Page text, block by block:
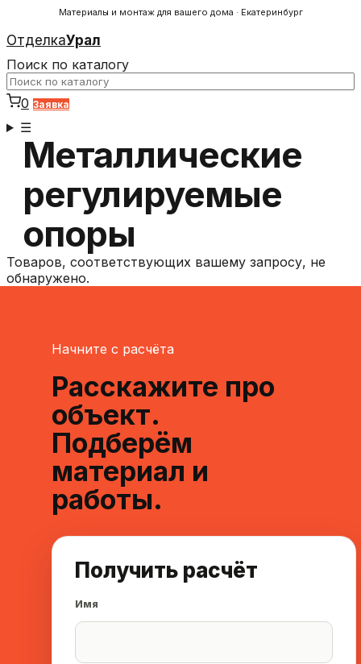
Материалы и монтаж для вашего дома · Екатеринбург
ОтделкаУрал
Поиск по каталогу
0 Заявка
☰
Металлические
регулируемые
опоры
Товаров, соответствующих вашему запросу, не
обнаружено.
Начните с расчёта
Расскажите про
объект.
Подберём
материал и
работы.
Получить расчёт
Имя